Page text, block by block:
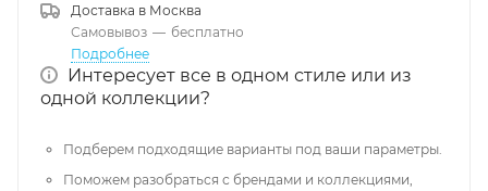
Доставка в Москва
Самовывоз — бесплатно
Подробнее
Интересует все в одном стиле или из
одной коллекции?
Подберем подходящие варианты под ваши параметры.
Поможем разобраться с брендами и коллекциями,